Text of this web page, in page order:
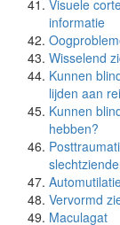
Visuele
informatie
Wisselend
Kunnen
lijden aan
Kunnen
hebben?
Vervormd
Maculagat